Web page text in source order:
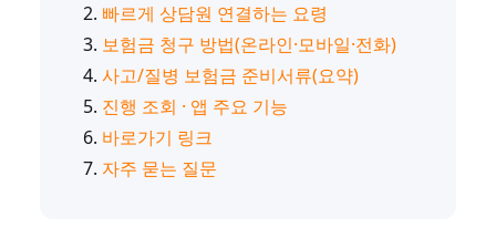
빠르게 상담원 연결하는 요령
보험금 청구 방법(온라인·모바일·전화)
사고/질병 보험금 준비서류(요약)
진행 조회 · 앱 주요 기능
바로가기 링크
자주 묻는 질문